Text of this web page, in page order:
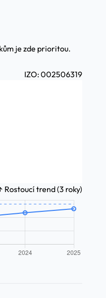
je zde prioritou.
IZO: 002506319
Rostoucí trend (3 roky)